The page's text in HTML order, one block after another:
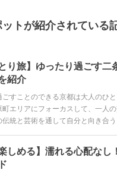
トが紹介されている
り旅】ゆったり過ごす
紹介
すことのできる京都は大人のひ
エリアにフォーカスして、一人
伝統と芸術を通して自分と向き合
しめる】濡れる心配な